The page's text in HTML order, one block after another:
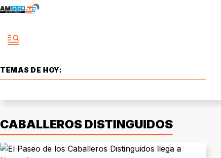
TEMAS DE HOY:
CABALLEROS DISTINGUIDOS